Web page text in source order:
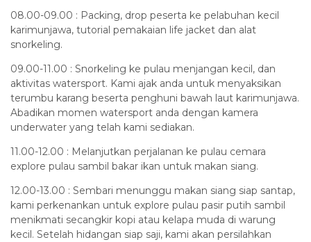
08.00-09.00 : Packing, drop peserta ke pelabuhan kecil
karimunjawa, tutorial pemakaian life jacket dan alat
snorkeling.
09.00-11.00 : Snorkeling ke pulau menjangan kecil, dan
aktivitas watersport. Kami ajak anda untuk menyaksikan
terumbu karang beserta penghuni bawah laut karimunjawa.
Abadikan momen watersport anda dengan kamera
underwater yang telah kami sediakan.
11.00-12.00 : Melanjutkan perjalanan ke pulau cemara
explore pulau sambil bakar ikan untuk makan siang.
12.00-13.00 : Sembari menunggu makan siang siap santap,
kami perkenankan untuk explore pulau pasir putih sambil
menikmati secangkir kopi atau kelapa muda di warung
kecil. Setelah hidangan siap saji, kami akan persilahkan